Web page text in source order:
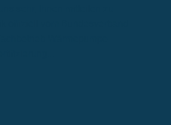
sehr, Ihnen mitteilen zu
offiziell vom Bundesverband
Wärmepumpe